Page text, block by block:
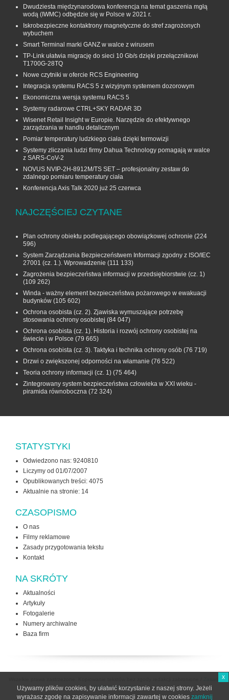
Dwudziesta międzynarodowa konferencja na temat gaszenia mgłą
wodą (IWMC) odbędzie się w Polsce w 2021 r.
Iskrobezpieczne kontaktrony magnetyczne do stref zagrożonych
wybuchem
Smart Terminal marki GANZ w walce z wirusem
TP-Link ułatwia migrację do sieci 10 Gb/s dzięki przełącznikowi
T1700G‑28TQ
Nowe czytniki w ofercie RCS Engineering
Integracja systemu RACS 5 z wizyjnym systemem dozorowym
Ekonomiczna wersja systemu RACS 5
Systemy radarowe CTRL+SKY RADAR 3D
Wisenet Retail Insight w Europie. Narzędzie do efektywnego
zarządzania w handlu detalicznym
Pomiar temperatury ludzkiego ciała dzięki termowizji
Systemy zliczania ludzi firmy Dahua Technology pomagają w walce
z SARS-CoV-2
NOVUS NVIP-2H-8912M/TS SET – profesjonalny zestaw do
zdalnego pomiaru temperatury ciała
Konferencja Axis Talk 2020 już 25 czerwca
NAJCZĘŚCIEJ CZYTANE
Plan ochrony obiektu podlegającego obowiązkowej ochronie (224
596)
System Zarządzania Bezpieczeństwem Informacji zgodny z ISO/IEC
27001 (cz. 1.). Wprowadzenie (111 133)
Zagrożenia bezpieczeństwa informacji w przedsiębiorstwie (cz. 1)
(109 262)
Winda - ważny element bezpieczeństwa pożarowego w ewakuacji
budynków (105 602)
Ochrona osobista (cz. 2). Zjawiska wymuszające potrzebę
stosowania ochrony osobistej (84 047)
Ochrona osobista (cz. 1). Historia i rozwój ochrony osobistej na
świecie i w Polsce (79 665)
Ochrona osobista (cz. 3). Taktyka i technika ochrony osób (76 719)
Drzwi o zwiększonej odporności na włamanie (76 522)
Teoria ochrony informacji (cz. 1) (75 464)
Zintegrowany system bezpieczeństwa człowieka w XXI wieku -
piramida równoboczna (72 324)
STATYSTYKI
Odwiedzono nas: 9240810
Liczymy od 01/07/2007
Opublikowanych treści: 4075
Aktualnie na stronie: 14
CZASOPISMO
O nas
Filmy reklamowe
Zasady przygotowania tekstu
Kontakt
NA SKRÓTY
Aktualności
Artykuły
Fotogalerie
Numery archiwalne
Baza firm
użytkowania strony
x
Używamy plików cookies, by ułatwić korzystanie z naszej strony. Jeżeli
wyrażasz zgodę na zapisywanie informacji zawartej w cookies zamknij